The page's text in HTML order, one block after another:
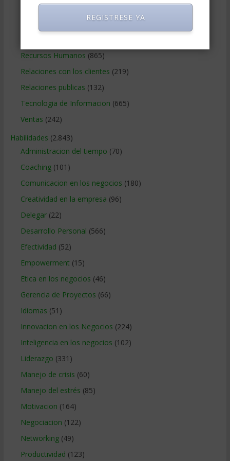
Negocios Online(1.405)
Recursos Humanos (865)
Relaciones con los clientes (219)
Relaciones publicas (132)
Tecnologia de Informacion (665)
Ventas (242)
Habilidades (2.843)
Administracion del tiempo (70)
Coaching(101)
Comunicacion en los negocios (180)
Creatividad en la empresa (96)
Delegar(22)
Desarrollo Personal (566)
Efectividad (52)
Empowerment (15)
Etica en los negocios (46)
Gerencia de Proyectos (66)
Idiomas (51)
Innovacion en los Negocios (224)
Inteligencia en los negocios (102)
Liderazgo (331)
Manejo de crisis (60)
Manejo del estrés (85)
Motivacion (164)
Negociacion (122)
Networking(49)
Productividad (123)
REGISTRESE YA